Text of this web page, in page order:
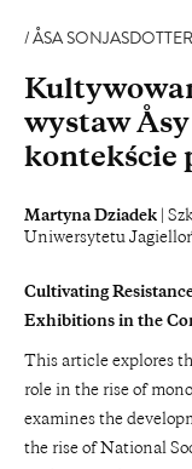
ÅSA SONJASDOTTER
wystaw
kontekście
Martyna Dziadek
|
Uniwersytetu
Cultivating
Exhibitions in the
This article explores
role in the rise of
examines the
the rise of National